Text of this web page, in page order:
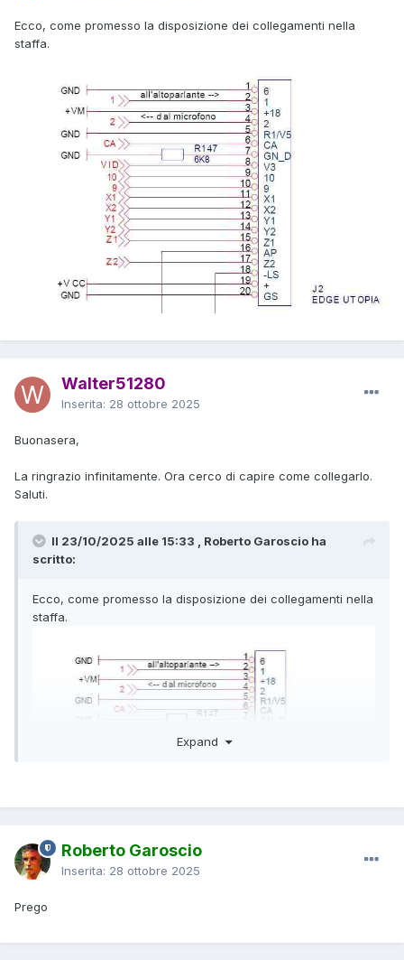
Ecco, come promesso la disposizione dei collegamenti nella
staffa.
Walter51280
Inserita: 28 ottobre 2025
Buonasera,
La ringrazio infinitamente. Ora cerco di capire come collegarlo.
Saluti.
Il 23/10/2025 alle 15:33 , Roberto Garoscio ha
scritto:
Ecco, come promesso la disposizione dei collegamenti nella
staffa.
Expand
Roberto Garoscio
Inserita: 28 ottobre 2025
Prego